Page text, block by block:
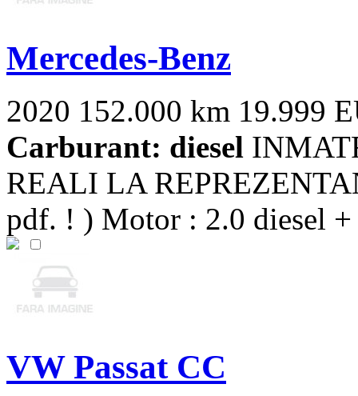
Mercedes-Benz
2020 152.000 km 19.999
Carburant: diesel
REALI LA
pdf. ! ) Motor : 2.0 diesel
VW Passat CC